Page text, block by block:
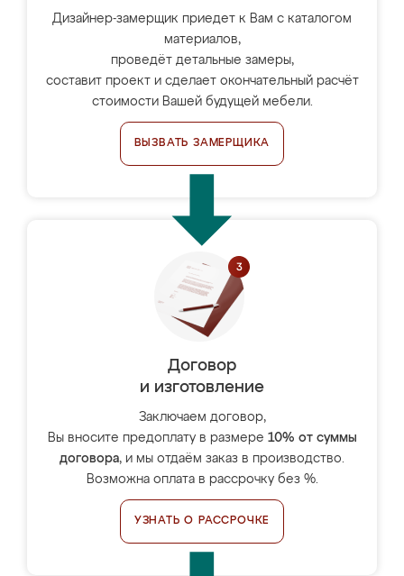
Дизайнер-замерщик приедет к Вам с каталогом
материалов,
проведёт детальные замеры,
составит проект и сделает окончательный расчёт
стоимости Вашей будущей мебели.
ВЫЗВАТЬ ЗАМЕРЩИКА
Договор
и изготовление
Заключаем договор,
Вы вносите предоплату в размере 10% от суммы
договора, и мы отдаём заказ в производство.
Возможна оплата в рассрочку без %.
УЗНАТЬ О РАССРОЧКЕ